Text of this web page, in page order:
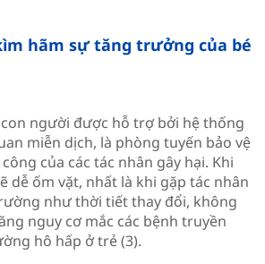
hãm sự tăng trưởng của bé
người được hỗ trợ bởi hệ thống
miễn dịch, là phòng tuyến bảo vệ
của các tác nhân gây hại. Khi
dễ ốm vặt, nhất là khi gặp tác nhân
như thời tiết thay đổi, không
nguy cơ mắc các bệnh truyền
hô hấp ở trẻ (3).​